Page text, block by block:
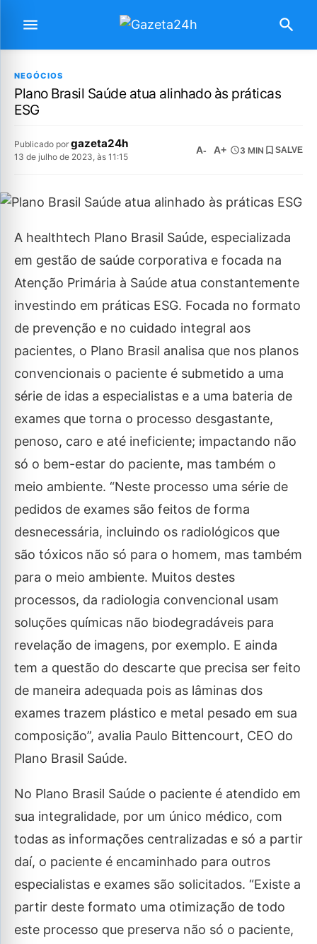
NEGÓCIOS
Plano Brasil Saúde atua alinhado às práticas
ESG
Publicado por gazeta24h
13 de julho de 2023, às 11:15
A- A+ 3 MIN SALVE
A healthtech Plano Brasil Saúde, especializada
em gestão de saúde corporativa e focada na
Atenção Primária à Saúde atua constantemente
investindo em práticas ESG. Focada no formato
de prevenção e no cuidado integral aos
pacientes, o Plano Brasil analisa que nos planos
convencionais o paciente é submetido a uma
série de idas a especialistas e a uma bateria de
exames que torna o processo desgastante,
penoso, caro e até ineficiente; impactando não
só o bem-estar do paciente, mas também o
meio ambiente. “Neste processo uma série de
pedidos de exames são feitos de forma
desnecessária, incluindo os radiológicos que
são tóxicos não só para o homem, mas também
para o meio ambiente. Muitos destes
processos, da radiologia convencional usam
soluções químicas não biodegradáveis para
revelação de imagens, por exemplo. E ainda
tem a questão do descarte que precisa ser feito
de maneira adequada pois as lâminas dos
exames trazem plástico e metal pesado em sua
composição”, avalia Paulo Bittencourt, CEO do
Plano Brasil Saúde.
No Plano Brasil Saúde o paciente é atendido em
sua integralidade, por um único médico, com
todas as informações centralizadas e só a partir
daí, o paciente é encaminhado para outros
especialistas e exames são solicitados. “Existe a
partir deste formato uma otimização de todo
este processo que preserva não só o paciente,